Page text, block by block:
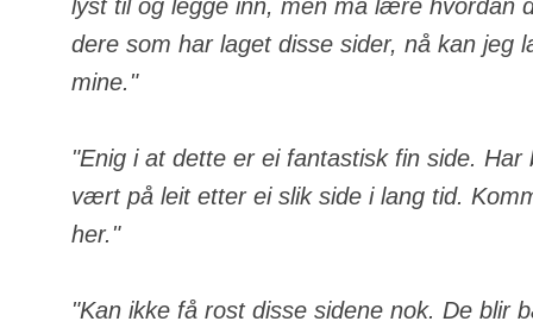
lyst til og legge inn, men må lære hvordan
dere som har laget disse sider, nå kan jeg
mine."
"Enig i at dette er ei fantastisk fin side.
vært på leit etter ei slik side i lang tid.
her."
"Kan ikke få rost disse sidene nok. De blir